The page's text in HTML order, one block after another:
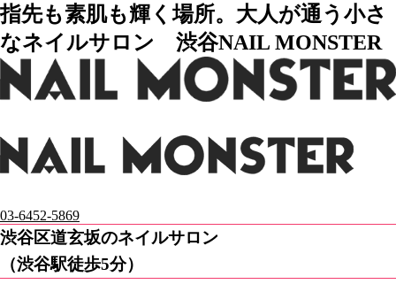
指先も素肌も輝く場所。大人が通う小さ
なネイルサロン 渋谷NAIL MONSTER
03-6452-5869
渋谷区道玄坂のネイルサロン
（渋谷駅徒歩5分）